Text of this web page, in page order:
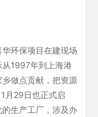
环保项目在建现场
1997年到上海港
做点贡献，把资源
月29日也正式启
生产工厂，涉及办